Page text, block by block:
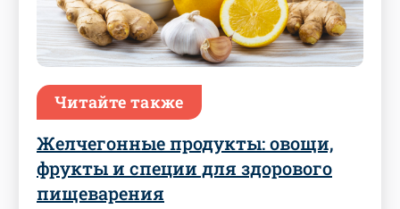
Читайте также
Желчегонные продукты: овощи,
фрукты и специи для здорового
пищеварения